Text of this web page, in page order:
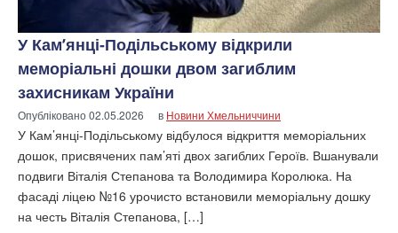
У Кам’янці-Подільському відкрили
меморіальні дошки двом загиблим
захисникам України
Опубліковано02.05.2026 в Новини Хмельниччини
У Кам’янці-Подільському відбулося відкриття меморіальних
дошок, присвячених пам’яті двох загиблих Героїв. Вшанували
подвиги Віталія Степанова та Володимира Королюка. На
фасаді ліцею №16 урочисто встановили меморіальну дошку
на честь Віталія Степанова, […]